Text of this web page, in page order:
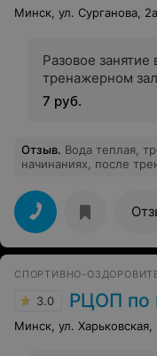
Минск, ул. Сурганова, 2а
Разовое занятие
тренажерном
7 руб.
Отзыв. Вода теплая,
начинаниях, после
СПОРТИВНО-
3.0 РЦОП по
Минск, ул. Харьковская,